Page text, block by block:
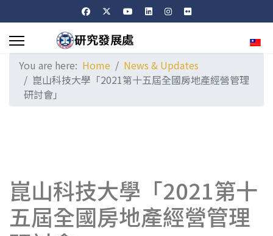
You are here: Home
News & Updates
崑山科技大學「2021第十五屆全國房地產經營管理
研討會」
崑山科技大學「2021第十
五屆全國房地產經營管理